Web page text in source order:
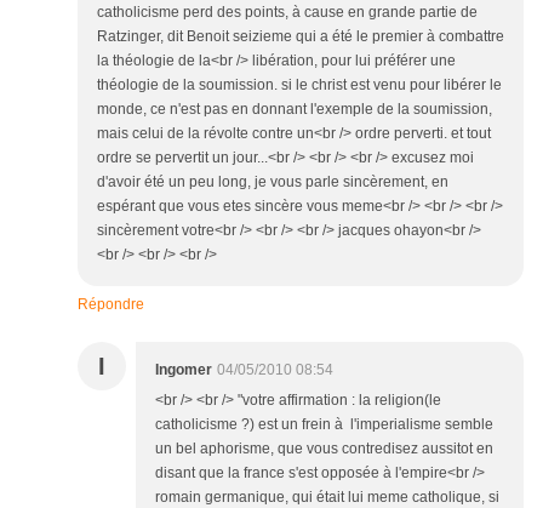
catholicisme perd des points, à cause en grande partie de
Ratzinger, dit Benoit seizieme qui a été le premier à combattre
la théologie de la<br /> libération, pour lui préférer une
théologie de la soumission. si le christ est venu pour libérer le
monde, ce n'est pas en donnant l'exemple de la soumission,
mais celui de la révolte contre un<br /> ordre perverti. et tout
ordre se pervertit un jour...<br /> <br /> <br /> excusez moi
d'avoir été un peu long, je vous parle sincèrement, en
espérant que vous etes sincère vous meme<br /> <br /> <br />
sincèrement votre<br /> <br /> <br /> jacques ohayon<br />
<br /> <br /> <br />
Répondre
I Ingomer 04/05/2010 08:54
<br /> <br /> "votre affirmation : la religion(le
catholicisme ?) est un frein à l'imperialisme semble
un bel aphorisme, que vous contredisez aussitot en
disant que la france s'est opposée à l'empire<br />
romain germanique, qui était lui meme catholique, si